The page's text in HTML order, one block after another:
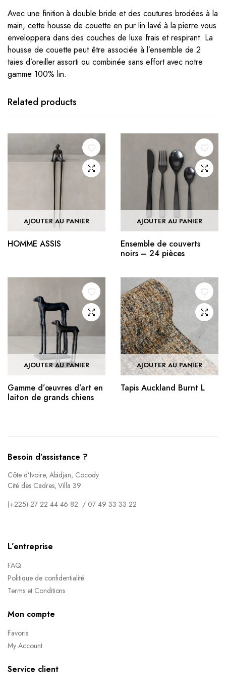
Avec une finition à double bride et des coutures brodées à la
main, cette housse de couette en pur lin lavé à la pierre vous
enveloppera dans des couches de luxe frais et respirant. La
housse de couette peut être associée à l’ensemble de 2
taies d’oreiller assorti ou combinée sans effort avec notre
gamme 100% lin.
Related products
AJOUTER AU PANIER
HOMME ASSIS
AJOUTER AU PANIER
Ensemble de couverts
noirs – 24 pièces
AJOUTER AU PANIER
Gamme d’œuvres d’art en
laiton de grands chiens
AJOUTER AU PANIER
Tapis Auckland Burnt L
Besoin d’assistance ?
Côte d’Ivoire, Abidjan, Cocody
Cité des Cadres, Villa 39
(+225) 27 22 44 46 82 / 07 49 33 33 22
L’entreprise
FAQ
Politique de confidentialité
Terms et Conditions
Mon compte
Favoris
My Account
Service client